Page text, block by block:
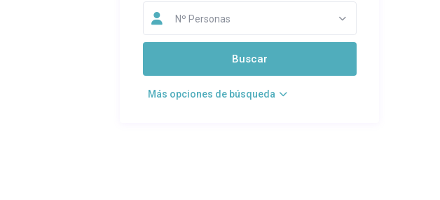
Nº Personas
Más opciones de búsqueda